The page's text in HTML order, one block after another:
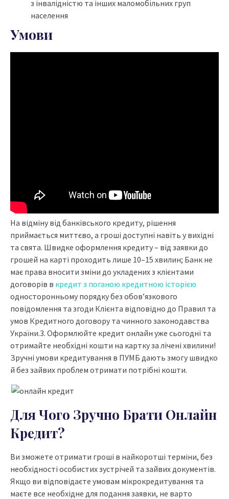
з інвалідністю та інших маломобільних груп
населення
Умови
На відміну від банківського кредиту, рішення
приймається миттєво, а гроші доступні навіть у вихідні
та свята. Швидке оформлення кредиту – від заявки до
грошей на карті проходить лише 10–15 хвилин; Банк не
має права вносити зміни до укладених з клієнтами
договорів в кредит з поганою кредитною історією
односторонньому порядку без обов’язкового
повідомлення та згоди Клієнта відповідно до Правил та
умов Кредитного договору та чинного законодавства
України.3. Оформлюйте кредит онлайн уже сьогодні та
отримайте необхідні кошти на картку за лічені хвилини!
Зручні умови кредитування в ПУМБ дають змогу швидко
й без зайвих проблем отримати потрібні кошти.
Для Чого Зручно Брати Онлайн
Кредит?
Ви зможете отримати гроші в найкоротші терміни, без
необхідності особистих зустрічей та зайвих документів.
Якщо ви відповідаєте умовам мікрокредитування та
маєте все необхідне для подання заявки, не варто